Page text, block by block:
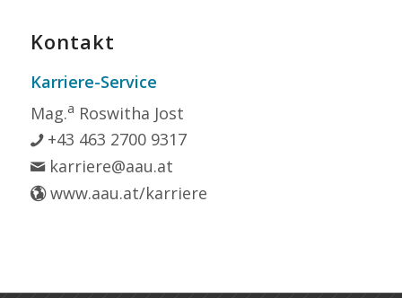
Kontakt
Karriere-Service
Mag.a Roswitha Jost
+43 463 2700 9317
karriere@aau.at
www.aau.at/karriere